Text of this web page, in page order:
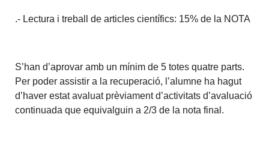
.- Lectura i treball de articles científics: 15% de la NOTA
S’han d’aprovar amb un mínim de 5 totes quatre parts.
Per poder assistir a la recuperació, l’alumne ha hagut
d’haver estat avaluat prèviament d’activitats d’avaluació
continuada que equivalguin a 2/3 de la nota final.